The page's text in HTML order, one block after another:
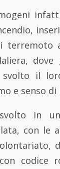
terremoto
svolto il
e senso
in
con le
codice